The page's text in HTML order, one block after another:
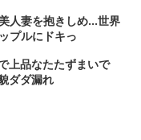
人妻を抱きしめ...世界
プルにドキっ
上品なたたずまいで
ダダ漏れ